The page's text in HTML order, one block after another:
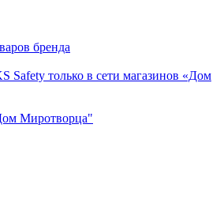
бренда
Safety только в сети магазинов «Дом
Миротворца"